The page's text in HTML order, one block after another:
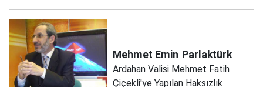
Mehmet Emin Parlaktürk
Ardahan Valisi Mehmet Fatih
Çiçekli'ye Yapılan Haksızlık